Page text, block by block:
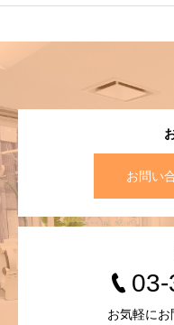
お問い
お気軽にお